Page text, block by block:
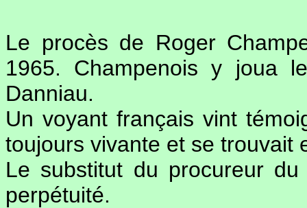
Le procès de Roger
1965. Champenois y joua
Danniau.
Un voyant français vint
toujours vivante et se trouvait
Le substitut du procureur
perpétuité.